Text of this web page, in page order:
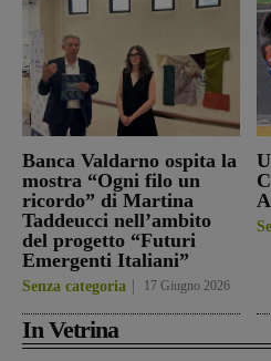
Banca Valdarno ospita la
mostra “Ogni filo un
ricordo” di Martina
Taddeucci nell’ambito
del progetto “Futuri
Emergenti Italiani”
Senza categoria 17 Giugno 2026
In Vetrina